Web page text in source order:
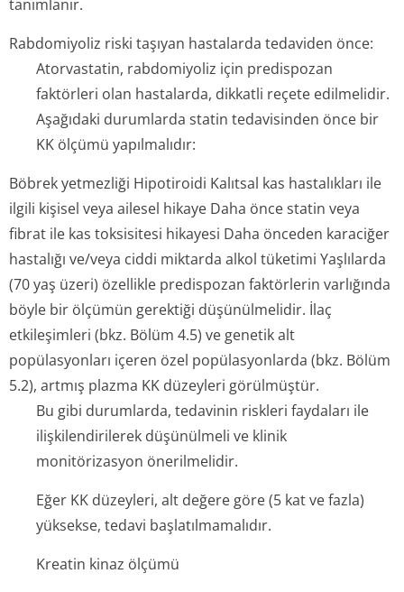
tanımlanır.
Rabdomiyoliz riski taşıyan hastalarda tedaviden önce:
Atorvastatin, rabdomiyoliz için predispozan
faktörleri olan hastalarda, dikkatli reçete edilmelidir.
Aşağıdaki durumlarda statin tedavisinden önce bir
KK ölçümü yapılmalıdır:
Böbrek yetmezliği Hipotiroidi Kalıtsal kas hastalıkları ile
ilgili kişisel veya ailesel hikaye Daha önce statin veya
fibrat ile kas toksisitesi hikayesi Daha önceden karaciğer
hastalığı ve/veya ciddi miktarda alkol tüketimi Yaşlılarda
(70 yaş üzeri) özellikle predispozan faktörlerin varlığında
böyle bir ölçümün gerektiği düşünülmelidir. İlaç
etkileşimleri (bkz. Bölüm 4.5) ve genetik alt
popülasyonları içeren özel popülasyonlarda (bkz. Bölüm
5.2), artmış plazma KK düzeyleri görülmüştür.
Bu gibi durumlarda, tedavinin riskleri faydaları ile
ilişkilendirilerek düşünülmeli ve klinik
monitörizasyon önerilmelidir.
Eğer KK düzeyleri, alt değere göre (5 kat ve fazla)
yüksekse, tedavi başlatılmamalıdır.
Kreatin kinaz ölçümü